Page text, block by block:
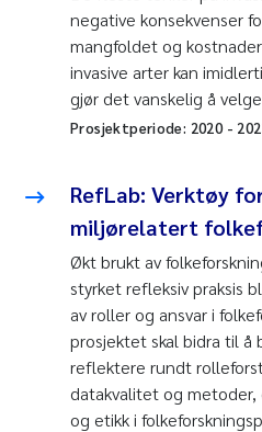
negative konsekvenser
mangfoldet og
invasive arter kan
gjør det vanskelig å
Prosjektperiode: 2020-
RefLab: Verktøy
miljørelatert
Økt brukt av
styrket refleksiv praksis
av roller og ansvar i
prosjektet skal bidra til å
reflektere rundt
datakvalitet og metoder,
og etikk i